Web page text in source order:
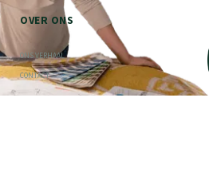
OVER ONS
ONS VERHAAL
CONTACT